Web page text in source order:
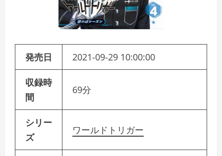
発売日 2021-09-29 10:00:00
収録時
間
69分
シリー
ズ
ワールドトリガー